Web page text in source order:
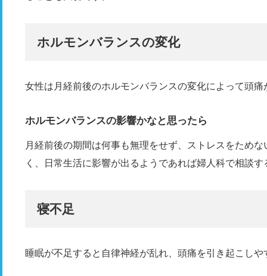
ホルモンバランスの変化
女性は月経前後のホルモンバランスの変化によって頭
ホルモンバランスの影響かなと思ったら
月経前後の期間は何事も無理をせず、ストレスをため
く、日常生活に影響が出るようであれば婦人科で相談
寝不足
睡眠が不足すると自律神経が乱れ、頭痛を引き起こしや